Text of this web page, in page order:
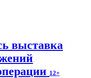
выставка
12+